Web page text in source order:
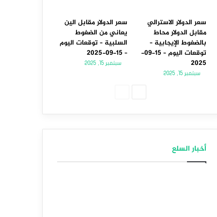
سعر الدولار الاسترالي
مقابل الدولار محاط
بالضغوط الإيجابية –
توقعات اليوم – 15-09-
2025
سبتمبر 15, 2025
سعر الدولار مقابل الين
يعاني من الضغوط
السلبية – توقعات اليوم
– 15-09-2025
سبتمبر 15, 2025
أخبار السلع